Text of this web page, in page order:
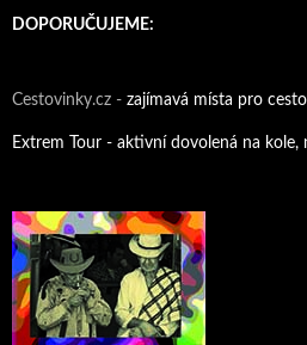
DOPORUČUJEME:
Cestovinky.cz - zajímavá místa pro
Extrem Tour - aktivní dovolená na kole,